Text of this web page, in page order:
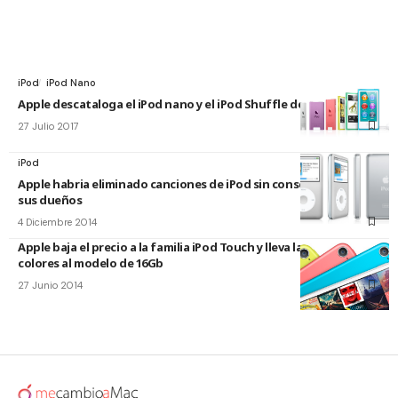
iPod iPod Nano
Apple descataloga el iPod nano y el iPod Shuffle de la Store
27 Julio 2017
iPod
Apple habria eliminado canciones de iPod sin consentimiento de
sus dueños
4 Diciembre 2014
Apple baja el precio a la familia iPod Touch y lleva la iSight y
colores al modelo de 16Gb
27 Junio 2014